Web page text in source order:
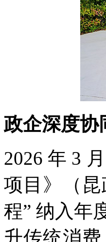
政企深度协
2026 年 3
项目》（昆
程” 纳入年
升传统消